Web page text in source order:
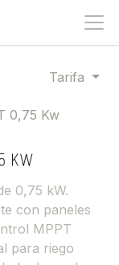
Tarifa
KW
0,75 kW.
con paneles
MPPT
para riego